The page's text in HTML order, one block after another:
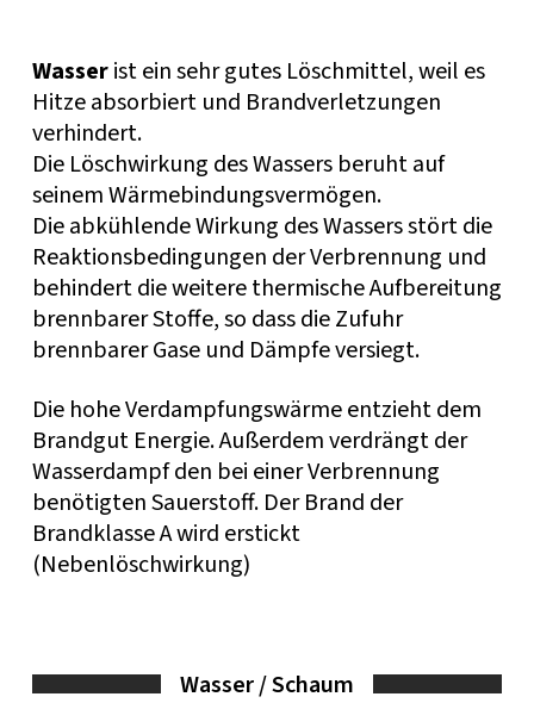
Wasserist ein sehr gutes Löschmittel, weil es
Hitze absorbiert und Brandverletzungen
verhindert.
Die Löschwirkung des Wassers beruht auf
seinem Wärmebindungsvermögen.
Die abkühlende Wirkung des Wassers stört die
Reaktionsbedingungen der Verbrennung und
behindert die weitere thermische Aufbereitung
brennbarer Stoffe, so dass die Zufuhr
brennbarer Gase und Dämpfe versiegt.
Die hohe Verdampfungswärme entzieht dem
Brandgut Energie. Außerdem verdrängt der
Wasserdampf den bei einer Verbrennung
benötigten Sauerstoff. Der Brand der
Brandklasse A wird erstickt
(Nebenlöschwirkung)
Wasser / Schaum